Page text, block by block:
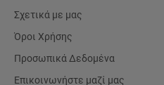
Σχετικά με μας
Όροι Χρήσης
Προσωπικά Δεδομένα
Επικοινωνήστε μαζί μας